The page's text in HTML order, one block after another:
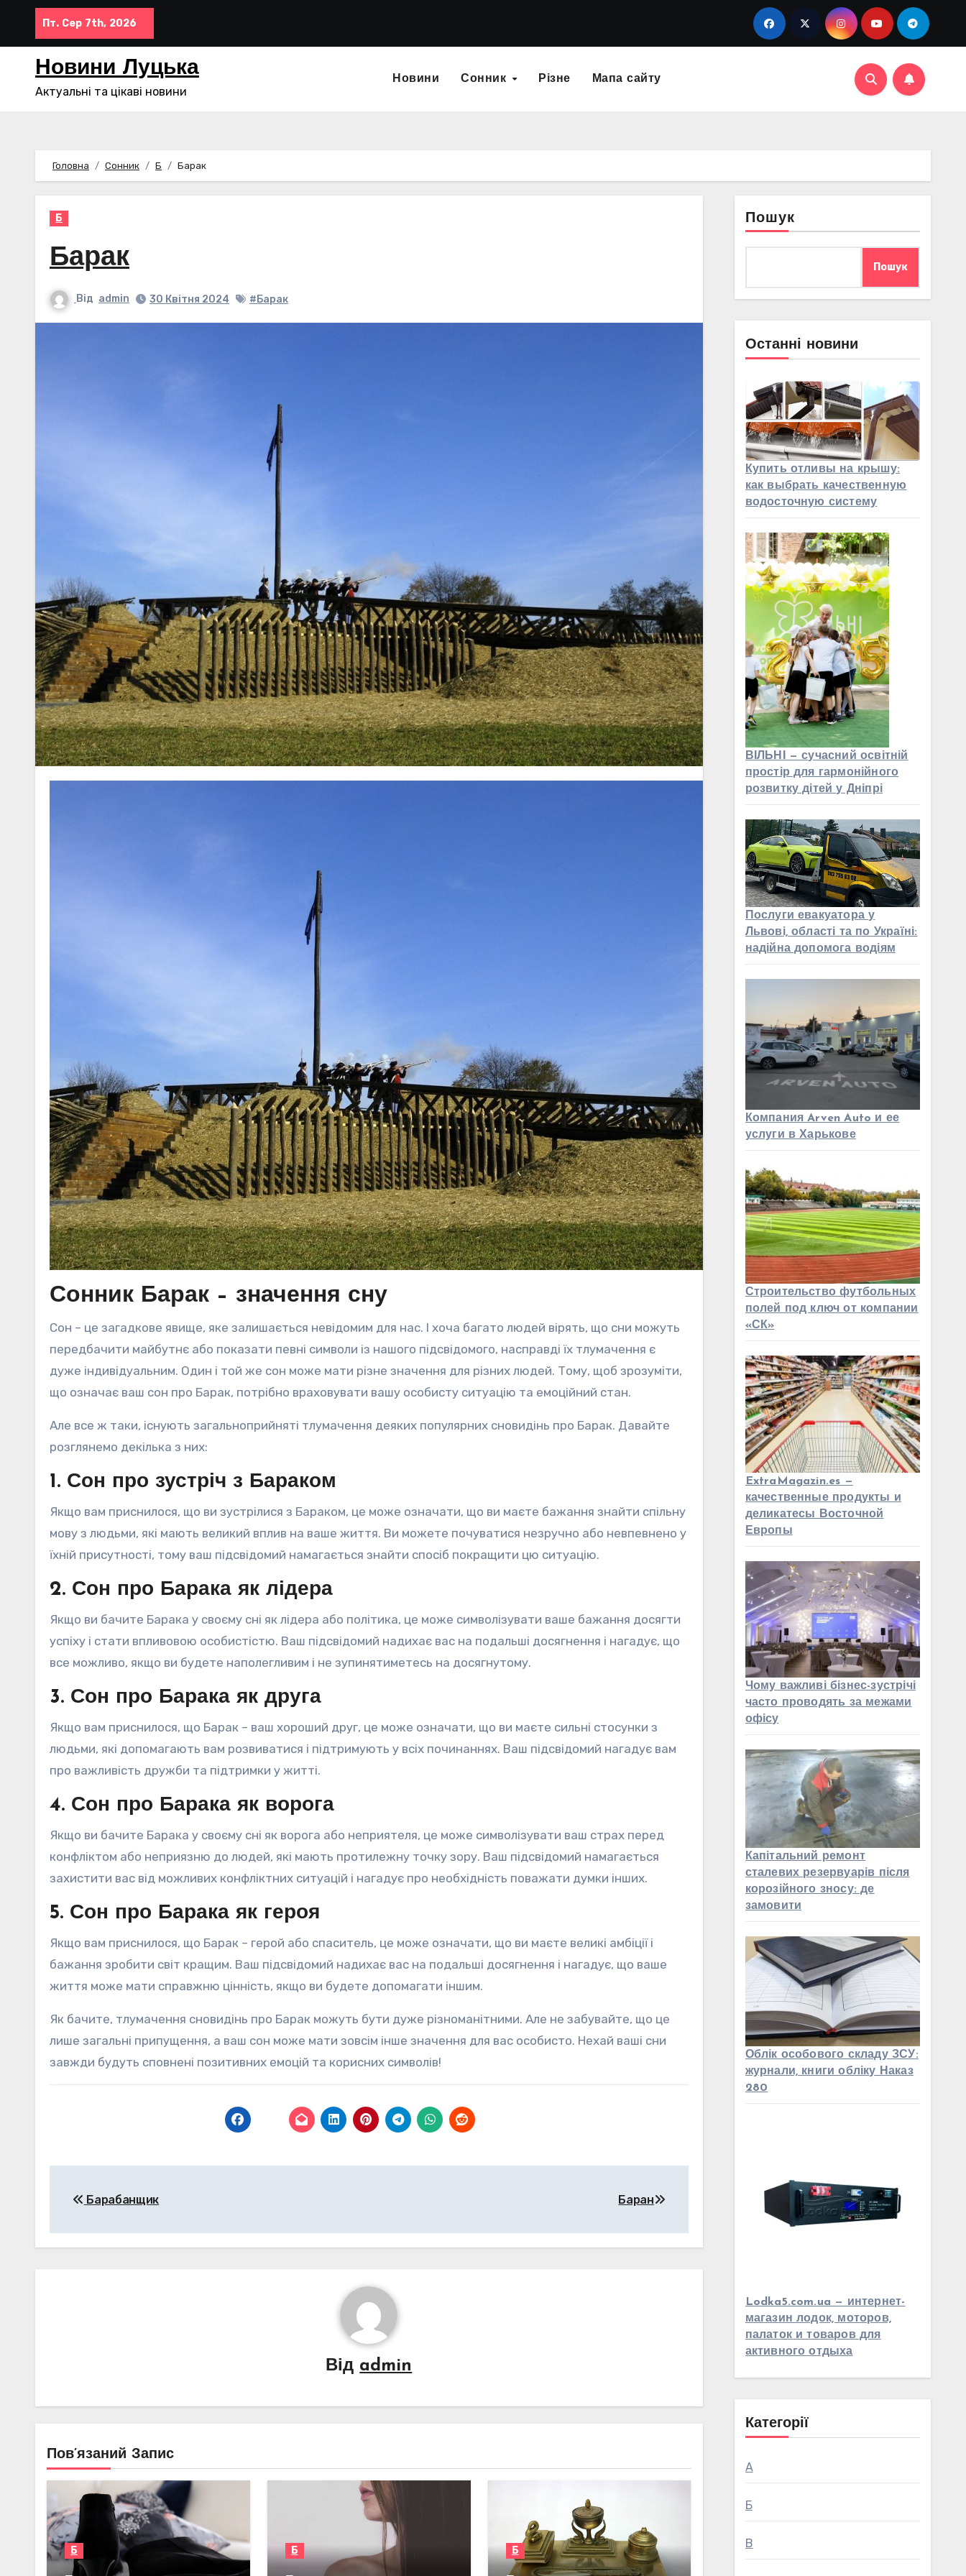
Перейти
контенту
Пт. Сер 7th, 2026
Новини Луцька
Актуальні та цікаві новини
Новини Сонник Різне Мапа сайту
Головна Сонник Б Барак
Б
Барак
Від admin 30 Квітня 2024 #Барак
Сонник Барак – значення сну
Сон – це загадкове явище, яке залишається невідомим для нас. І хоча багато людей вірять, що сни можуть
передбачити майбутнє або показати певні символи із нашого підсвідомого, насправді їх тлумачення є
дуже індивідуальним. Один і той же сон може мати різне значення для різних людей. Тому, щоб зрозуміти,
що означає ваш сон про Барак, потрібно враховувати вашу особисту ситуацію та емоційний стан.
Але все ж таки, існують загальноприйняті тлумачення деяких популярних сновидінь про Барак. Давайте
розглянемо декілька з них:
1. Сон про зустріч з Бараком
Якщо вам приснилося, що ви зустрілися з Бараком, це може означати, що ви маєте бажання знайти спільну
мову з людьми, які мають великий вплив на ваше життя. Ви можете почуватися незручно або невпевнено у
їхній присутності, тому ваш підсвідомий намагається знайти спосіб покращити цю ситуацію.
2. Сон про Барака як лідера
Якщо ви бачите Барака у своєму сні як лідера або політика, це може символізувати ваше бажання досягти
успіху і стати впливовою особистістю. Ваш підсвідомий надихає вас на подальші досягнення і нагадує, що
все можливо, якщо ви будете наполегливим і не зупинятиметесь на досягнутому.
3. Сон про Барака як друга
Якщо вам приснилося, що Барак – ваш хороший друг, це може означати, що ви маєте сильні стосунки з
людьми, які допомагають вам розвиватися і підтримують у всіх починаннях. Ваш підсвідомий нагадує вам
про важливість дружби та підтримки у житті.
4. Сон про Барака як ворога
Якщо ви бачите Барака у своєму сні як ворога або неприятеля, це може символізувати ваш страх перед
конфліктом або неприязню до людей, які мають протилежну точку зору. Ваш підсвідомий намагається
захистити вас від можливих конфліктних ситуацій і нагадує про необхідність поважати думки інших.
5. Сон про Барака як героя
Якщо вам приснилося, що Барак – герой або спаситель, це може означати, що ви маєте великі амбіції і
бажання зробити світ кращим. Ваш підсвідомий надихає вас на подальші досягнення і нагадує, що ваше
життя може мати справжню цінність, якщо ви будете допомагати іншим.
Як бачите, тлумачення сновидінь про Барак можуть бути дуже різноманітними. Але не забувайте, що це
лише загальні припущення, а ваш сон може мати зовсім інше значення для вас особисто. Нехай ваші сни
завжди будуть сповнені позитивних емоцій та корисних символів!
записів
Барабанщик Баран
Від admin
Пов’язаний Запис
Б Б Б
Пошук
Пошук
Останні новини
Купить отливы на крышу:
как выбрать качественную
водосточную систему
ВІЛЬНІ — сучасний освітній
простір для гармонійного
розвитку дітей у Дніпрі
Послуги евакуатора у
Львові, області та по Україні:
надійна допомога водіям
Компания Arven Auto и ее
услуги в Харькове
Строительство футбольных
полей под ключ от компании
«СК»
ExtraMagazin.es —
качественные продукты и
деликатесы Восточной
Европы
Чому важливі бізнес-зустрічі
часто проводять за межами
офісу
Капітальний ремонт
сталевих резервуарів після
корозійного зносу: де
замовити
Облік особового складу ЗСУ:
журнали, книги обліку Наказ
280
Lodka5.com.ua — интернет-
магазин лодок, моторов,
палаток и товаров для
активного отдыха
Категорії
А
Б
В